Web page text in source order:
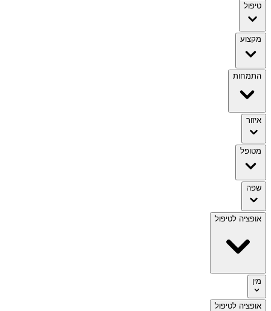
טיפול
מקצוע
התמחות
איזור
מטופל
שפה
אופציה לטיפול
מין
אופציה לטיפול